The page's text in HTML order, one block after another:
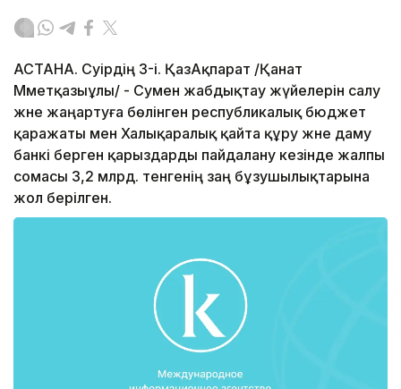
АСТАНА. Сәуірдің 3-і. ҚазАқпарат /Қанат
Мәметқазыұлы/ - Сумен жабдықтау жүйелерін салу
және жаңартуға бөлінген республикалық бюджет
қаражаты мен Халықаралық қайта құру және даму
банкі берген қарыздарды пайдалану кезінде жалпы
сомасы 3,2 млрд. тенгенің заң бұзушылықтарына
жол берілген.